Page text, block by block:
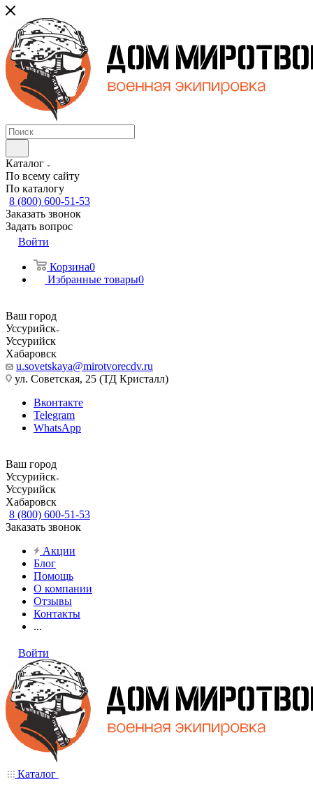
Каталог
По всему сайту
По каталогу
8 (800) 600-51-53
Заказать звонок
Задать вопрос
Войти
Корзина0
Избранные товары0
Ваш город
Уссурийск
Уссурийск
Хабаровск
u.sovetskaya@mirotvorecdv.ru
ул. Советская, 25 (ТД Кристалл)
Вконтакте
Telegram
WhatsApp
Ваш город
Уссурийск
Уссурийск
Хабаровск
8 (800) 600-51-53
Заказать звонок
Акции
Блог
Помощь
О компании
Отзывы
Контакты
...
Войти
Каталог